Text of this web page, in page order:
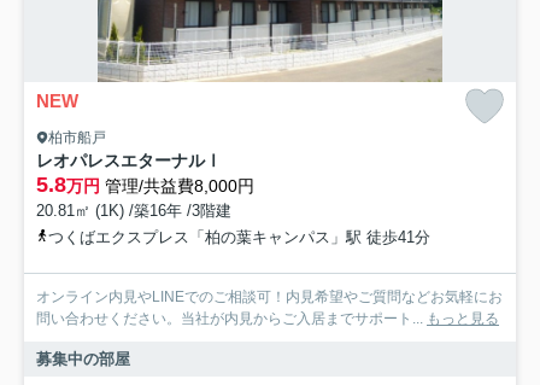
NEW
柏市船戸
レオパレスエターナルⅠ
5.8万円 管理/共益費8,000円
20.81㎡ (1K) /築16年 /3階建
つくばエクスプレス「柏の葉キャンパス」駅 徒歩41分
オンライン内見やLINEでのご相談可！内見希望やご質問などお気軽にお
問い合わせください。当社が内見からご入居までサポート... もっと見る
募集中の部屋